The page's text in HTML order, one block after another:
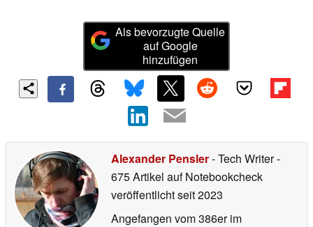
Als bevorzugte Quelle
auf Google
hinzufügen
Alexander Pensler- Tech Writer-
675 Artikel auf Notebookcheck
veröffentlichtseit 2023
Angefangen vom 386er im